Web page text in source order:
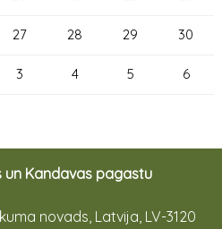
27 28 29 30
3 4 5 6
un Kandavas pagastu
novads, Latvija, LV-3120